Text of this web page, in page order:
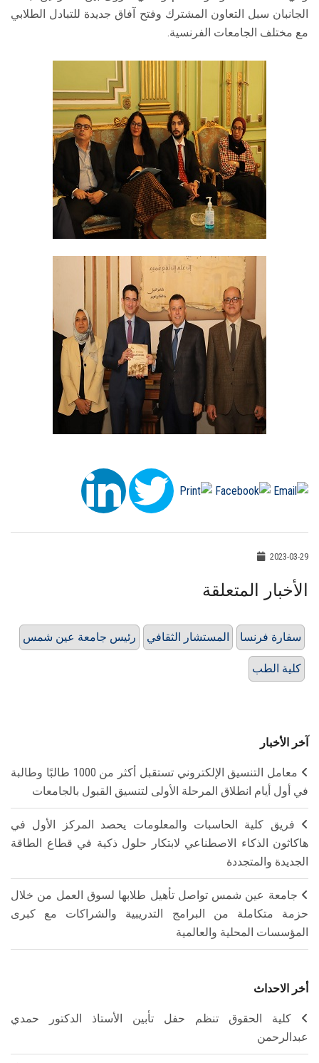
الجانبان سبل التعاون المشترك وفتح آفاق جديدة للتبادل الطلابي
مع مختلف الجامعات الفرنسية.
2023-03-29
الأخبار المتعلقة
رئيس جامعة عين شمس المستشار الثقافي سفارة فرنسا
كلية الطب
آخر الأخبار
معامل التنسيق الإلكتروني تستقبل أكثر من 1000 طالبًا وطالبة
في أول أيام انطلاق المرحلة الأولى لتنسيق القبول بالجامعات
فريق كلية الحاسبات والمعلومات يحصد المركز الأول في
هاكاثون الذكاء الاصطناعي لابتكار حلول ذكية في قطاع الطاقة
الجديدة والمتجددة
جامعة عين شمس تواصل تأهيل طلابها لسوق العمل من خلال
حزمة متكاملة من البرامج التدريبية والشراكات مع كبرى
المؤسسات المحلية والعالمية
أخر الاحداث
كلية الحقوق تنظم حفل تأبين الأستاذ الدكتور حمدي
عبدالرحمن